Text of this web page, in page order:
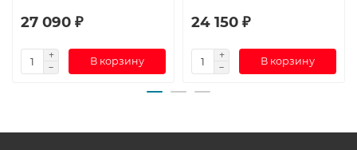
27 090 ₽
В корзину
24 150 ₽
В корзину